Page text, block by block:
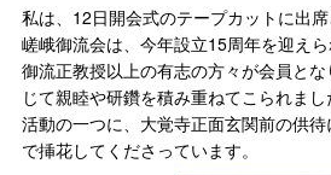
私は、12日開会式のテープカットに出席
嵯峨御流会は、今年設立15周年を迎え
御流正教授以上の有志の方々が会員と
じて親睦や研鑽を積み重ねてこられまし
活動の一つに、大覚寺正面玄関前の供
で挿花してくださっています。